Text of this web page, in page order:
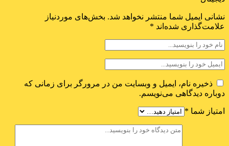
نشانی ایمیل شما منتشر نخواهد شد. بخش‌های موردنیاز
علامت‌گذاری شده‌اند *
ذخیره نام، ایمیل و وبسایت من در مرورگر برای زمانی که
دوباره دیدگاهی می‌نویسم.
امتیاز شما *